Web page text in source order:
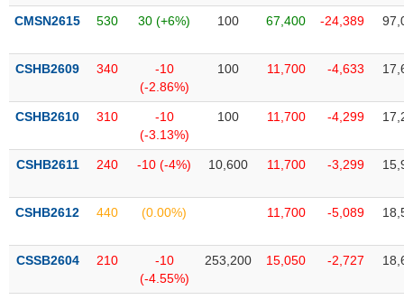
liệu
Tâm
lý
CMSN2615 530 30 (+6%) 100 67,400 -24,389
CSHB2609 340
-10
(-2.86%)
100 11,700 -4,633
CSHB2610 310
-10
(-3.13%)
100 11,700 -4,299
CSHB2611 240 -10 (-4%) 10,600 11,700 -3,299
CSHB2612 440 (0.00%) 11,700 -5,089
CSSB2604 210
-10
(-4.55%)
253,200 15,050 -2,727
TIÊU
KHÔNG
YẾU
TIÊU
DÙNG